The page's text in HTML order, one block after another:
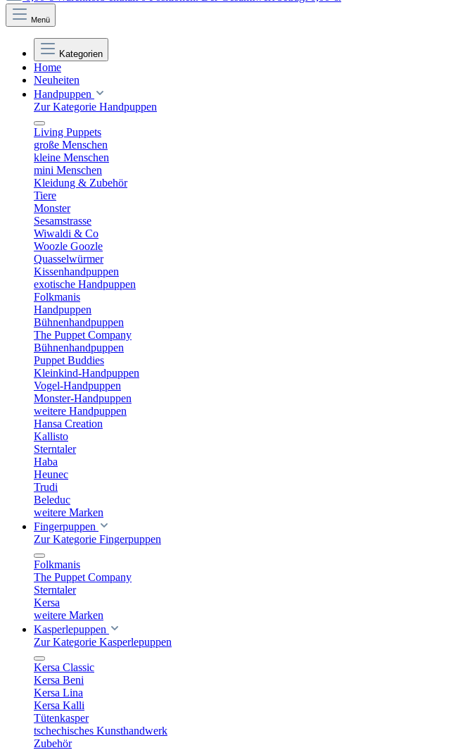
Menü
Kategorien
Home
Neuheiten
Handpuppen
Zur Kategorie Handpuppen
Living Puppets
große Menschen
kleine Menschen
mini Menschen
Kleidung & Zubehör
Tiere
Monster
Sesamstrasse
Wiwaldi & Co
Woozle Goozle
Quasselwürmer
Kissenhandpuppen
exotische Handpuppen
Folkmanis
Handpuppen
Bühnenhandpuppen
The Puppet Company
Bühnenhandpuppen
Puppet Buddies
Kleinkind-Handpuppen
Vogel-Handpuppen
Monster-Handpuppen
weitere Handpuppen
Hansa Creation
Kallisto
Sterntaler
Haba
Heunec
Trudi
Beleduc
weitere Marken
Fingerpuppen
Zur Kategorie Fingerpuppen
Folkmanis
The Puppet Company
Sterntaler
Kersa
weitere Marken
Kasperlepuppen
Zur Kategorie Kasperlepuppen
Kersa Classic
Kersa Beni
Kersa Lina
Kersa Kalli
Tütenkasper
tschechisches Kunsthandwerk
Zubehör